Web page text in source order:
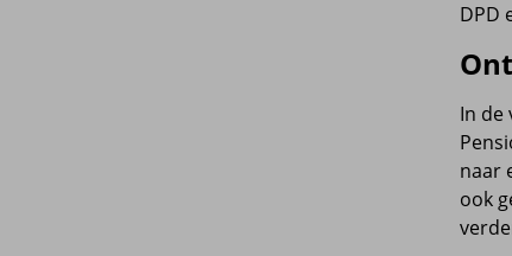
DPD
In de
naar
ook